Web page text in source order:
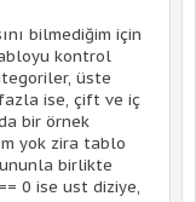
bilmediğim için
kontrol
üste
ise, çift ve iç
bir örnek
yok zira tablo
birlikte
0 ise ust diziye,